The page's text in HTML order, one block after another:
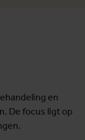
en
De focus ligt op